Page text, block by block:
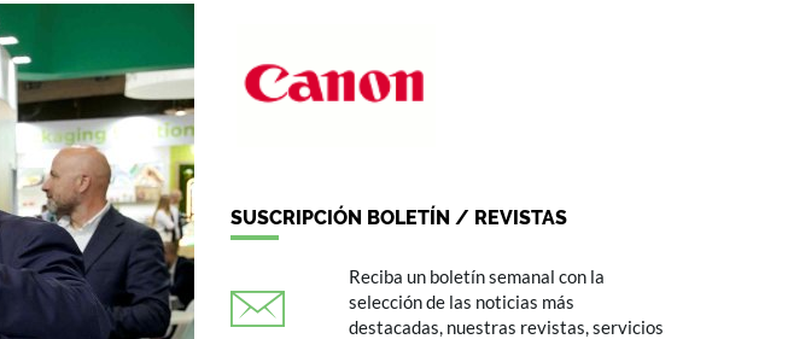
SUSCRIPCIÓN BOLETÍN / REVISTAS
Reciba un boletín semanal con la
selección de las noticias más
destacadas, nuestras revistas, servicios